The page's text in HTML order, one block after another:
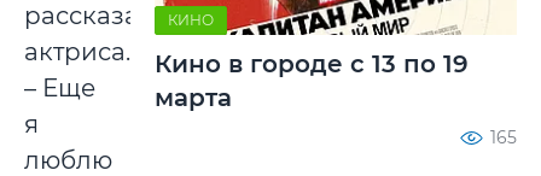
рассказала
актриса.
– Еще
я
люблю
КИНО
Кино в городе с 13 по 19
марта
165